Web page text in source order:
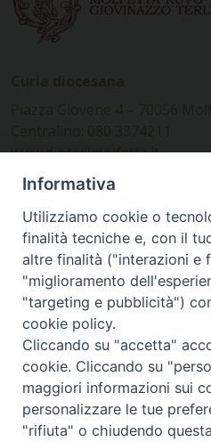
www.diocesimolfetta.it –
Ufficio Comunicazioni
Piazza Giovene 4 – 70056
SEGUICI SU
Facebook
Instagram
X YouTube
Feed
Privacy Policy - trasparenza
Informativa
Utilizziamo cookie o
finalità tecniche e, con il
altre finalità ("interazioni e
"miglioramento
"targeting e pubblicità")
cookie policy.
Cliccando su "accetta"
cookie. Cliccando su
maggiori informazioni sui
personalizzare le tue
"rifiuta" o chiudendo